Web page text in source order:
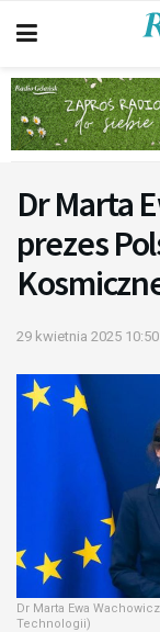
Dr Marta
prezes
29 kwietnia 2025 10:50
Dr Marta Ewa
Technologii)